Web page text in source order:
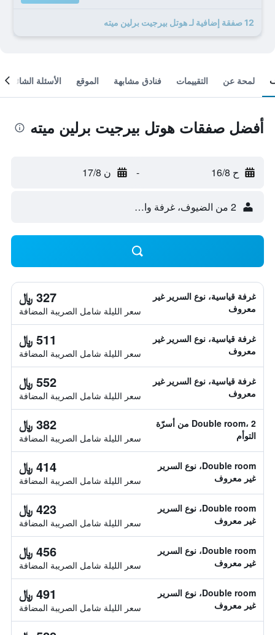
12 صفقة إضافية لـ هوتل بيرجيت برلين ميته
لمحة عن التقييمات فنادق مشابهة الموقع الأسئلة الشائعة
أفضل صفقات هوتل بيرجيت برلين ميته
ح 16/8 - ن 17/8
2 من الضيوف، غرفة واحدة
غرفة قياسية، نوع السرير غير
معروف
327 ﷼
سعر الليلة شامل الصريبة المضافة
غرفة قياسية، نوع السرير غير
معروف
511 ﷼
سعر الليلة شامل الصريبة المضافة
غرفة قياسية، نوع السرير غير
معروف
552 ﷼
سعر الليلة شامل الصريبة المضافة
Double room، 2 من أسرّة
التوأم
382 ﷼
سعر الليلة شامل الصريبة المضافة
Double room، نوع السرير
غير معروف
414 ﷼
سعر الليلة شامل الصريبة المضافة
Double room، نوع السرير
غير معروف
423 ﷼
سعر الليلة شامل الصريبة المضافة
Double room، نوع السرير
غير معروف
456 ﷼
سعر الليلة شامل الصريبة المضافة
Double room، نوع السرير
غير معروف
491 ﷼
سعر الليلة شامل الصريبة المضافة